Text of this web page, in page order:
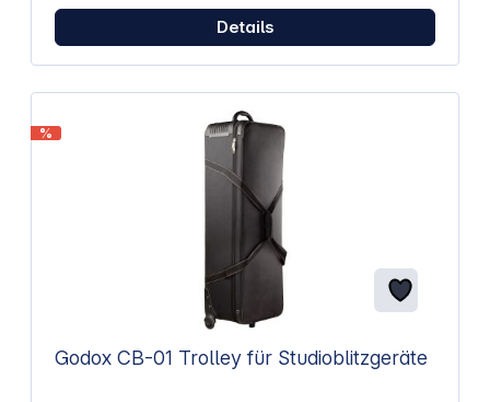
Details
%
Godox CB-01 Trolley für Studioblitzgeräte